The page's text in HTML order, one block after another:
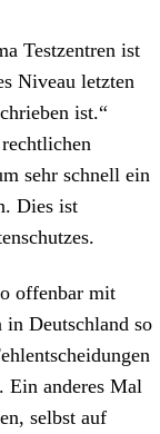
Testzentren ist
Niveau letzten
ist.“
sehr schnell ein
Dies ist
offenbar mit
Deutschland so
Ein anderes Mal
selbst auf